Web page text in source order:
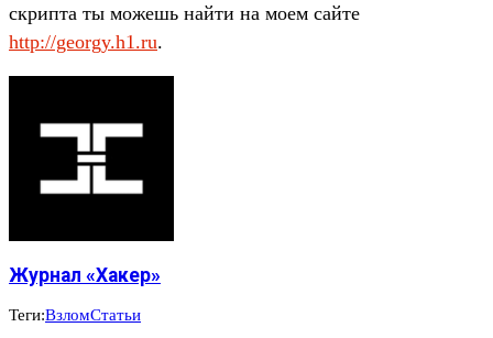
скрипта ты можешь найти на моем сайте
http://georgy.h1.ru.
Журнал «Хакер»
Теги:ВзломСтатьи